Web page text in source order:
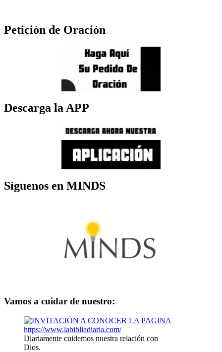
Petición de Oración
Descarga la APP
Síguenos en MINDS
Vamos a cuidar de nuestro:
Diariamente cuidemos nuestra relación con
Dios.